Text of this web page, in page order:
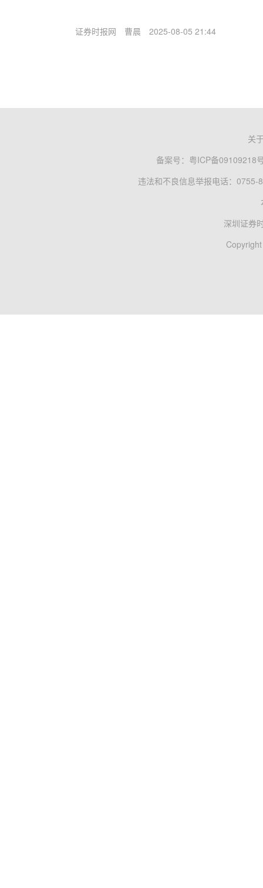
证券时报网 曹晨 2025-08-05 21:44
关
备案号： 粤ICP备09109218
违法和不良信息举报电话：0755-
深圳证券